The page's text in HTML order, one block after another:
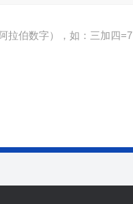
拉伯数字），如：三加四=7